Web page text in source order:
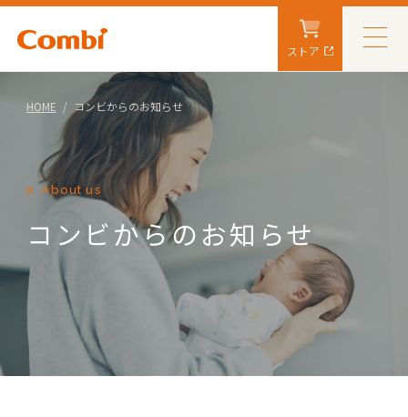
ストア
HOME コンビからのお知らせ
About us
コンビからのお知らせ